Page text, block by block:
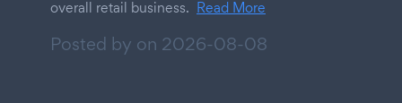
overall retail business. Read More
Posted by on 2026-08-08